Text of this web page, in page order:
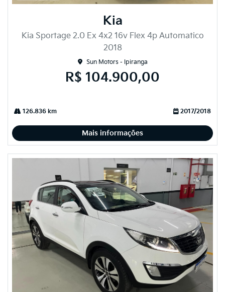
Kia
Kia Sportage 2.0 Ex 4x2 16v Flex 4p Automatico
2018
Sun Motors - Ipiranga
R$ 104.900,00
126.836 km 2017/2018
Mais informações